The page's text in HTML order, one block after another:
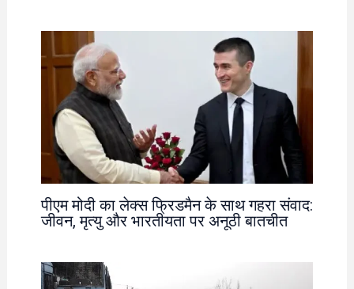
पीएम मोदी का लेक्स फ्रिडमैन के साथ गहरा संवाद:
जीवन, मृत्यु और भारतीयता पर अनूठी बातचीत